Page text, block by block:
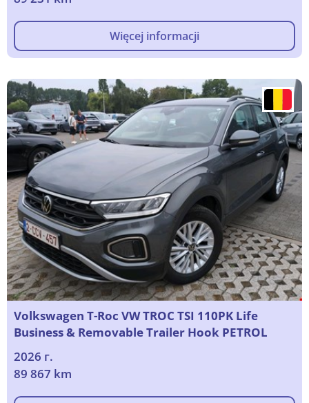
Więcej informacji
Volkswagen T-Roc VW TROC TSI 110PK Life
Business & Removable Trailer Hook PETROL
2026 г.
89 867 km